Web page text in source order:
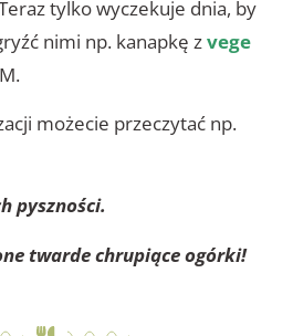
tylko wyczekuje dnia, by
nimi np. kanapkę zvege
możecie przeczytać np.
pyszności.
twarde chrupiące ogórki!